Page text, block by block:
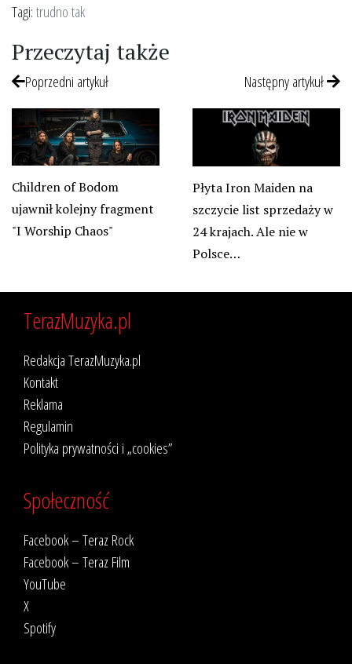
Tagi:trudno tak
Przeczytaj także
Poprzedni artykuł
Children of Bodom
ujawnił kolejny fragment
"I Worship Chaos"
Następny artykuł
Płyta Iron Maiden na
szczycie list sprzedaży w
24 krajach. Ale nie w
Polsce…
TerazMuzyka.pl
Redakcja TerazMuzyka.pl
Kontakt
Reklama
Regulamin
Polityka prywatności i „cookies”
Społeczność
Facebook – Teraz Rock
Facebook – Teraz Film
YouTube
X
Spotify